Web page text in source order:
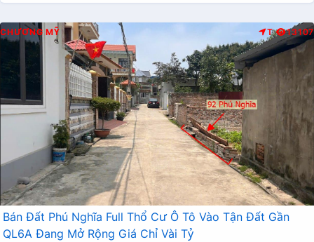
CHƯƠNG MỸ T 13107
Bán Đất Phú Nghĩa Full Thổ Cư Ô Tô Vào Tận Đất Gần
QL6A Đang Mở Rộng Giá Chỉ Vài Tỷ